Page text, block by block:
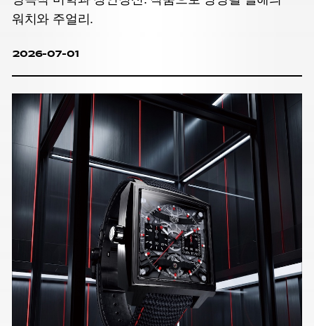
워치와 주얼리.
2026-07-01